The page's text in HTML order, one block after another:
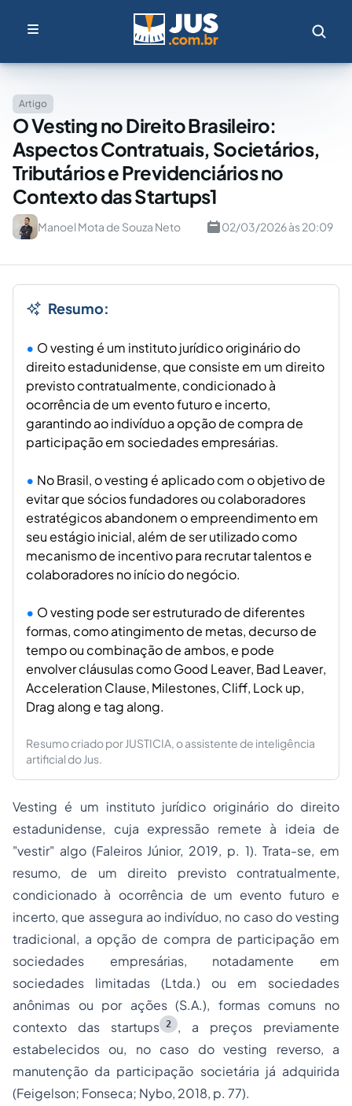
Artigo
O Vesting no Direito Brasileiro:
Aspectos Contratuais, Societários,
Tributários e Previdenciários no
Contexto das Startups1
Manoel Mota de Souza Neto 02/03/2026 às 20:09
Resumo:
Ovestingé um instituto jurídico originário do
direito estadunidense, que consiste em um direito
previsto contratualmente, condicionado à
ocorrência de um evento futuro e incerto,
garantindo ao indivíduo a opção de compra de
participação em sociedades empresárias.
No Brasil, ovestingé aplicado com o objetivo de
evitar que sócios fundadores ou colaboradores
estratégicos abandonem o empreendimento em
seu estágio inicial, além de ser utilizado como
mecanismo de incentivo para recrutar talentos e
colaboradores no início do negócio.
Ovesting pode ser estruturado de diferentes
formas, como atingimento de metas, decurso de
tempo ou combinação de ambos, e pode
envolver cláusulas comoGood Leaver, Bad Leaver,
Acceleration Clause, Milestones, Cliff, Lock up,
Drag alongetag along.
Resumo criado por JUSTICIA, o assistente de inteligência
artificial do Jus.
Vesting é um instituto jurídico originário do direito
estadunidense, cuja expressão remete à ideia de
"vestir" algo (Faleiros Júnior, 2019, p. 1). Trata-se, em
resumo, de um direito previsto contratualmente,
condicionado à ocorrência de um evento futuro e
incerto, que assegura ao indivíduo, no caso dovesting
tradicional, a opção de compra de participação em
sociedades empresárias, notadamente em
sociedades limitadas (Ltda.) ou em sociedades
anônimas ou por ações (S.A.), formas comuns no
contexto das startups 2
, a preços previamente
estabelecidos ou, no caso dovesting reverso, a
manutenção da participação societária já adquirida
(Feigelson; Fonseca; Nybo, 2018, p. 77).